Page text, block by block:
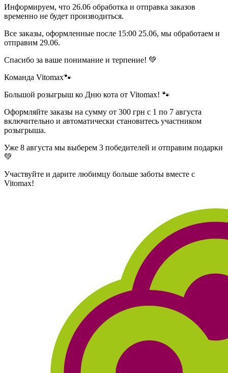
Информируем, что 26.06 обработка и отправка заказов
временно не будет производиться.
Все заказы, оформленные после 15:00 25.06, мы обработаем и
отправим 29.06.
Спасибо за ваше понимание и терпение! 💚
Команда Vitomax🐾
Большой розыгрыш ко Дню кота от Vitomax! 🐾
Оформляйте заказы на сумму от 300 грн с 1 по 7 августа
включительно и автоматически становитесь участником
розыгрыша.
Уже 8 августа мы выберем 3 победителей и отправим подарки
💚
Участвуйте и дарите любимцу больше заботы вместе с
Vitomax!